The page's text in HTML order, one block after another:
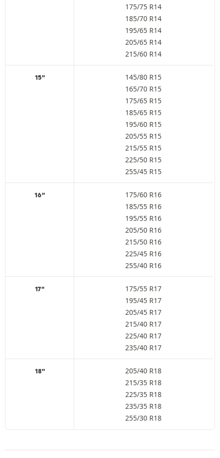
175/75 R14
185/70 R14
195/65 R14
205/65 R14
215/60 R14
15"
145/80 R15
165/70 R15
175/65 R15
185/65 R15
195/60 R15
205/55 R15
215/55 R15
225/50 R15
255/45 R15
16"
175/60 R16
185/55 R16
195/55 R16
205/50 R16
215/50 R16
225/45 R16
255/40 R16
17"
175/55 R17
195/45 R17
205/45 R17
215/40 R17
225/40 R17
235/40 R17
18"
205/40 R18
215/35 R18
225/35 R18
235/35 R18
255/30 R18